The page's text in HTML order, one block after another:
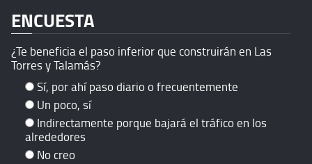
ENCUESTA
¿Te beneficia el paso inferior que construirán en Las
Torres y Talamás?
Sí, por ahí paso diario o frecuentemente
Un poco, sí
Indirectamente porque bajará el tráfico en los
alrededores
No creo